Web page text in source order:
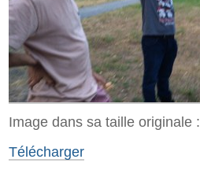
Image dans sa taille originale :
Télécharger